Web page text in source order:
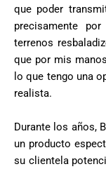
que poder
precisamente
terrenos
que por mis
lo que tengo una
realista.
Durante los años,
un producto
su clientela